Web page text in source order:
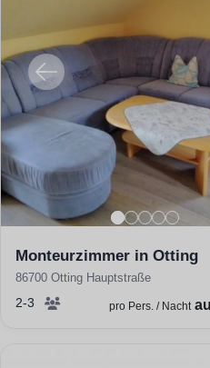
Monteurzimmer in Otting
86700 Otting Hauptstraße
2-3 pro Pers. / Nacht